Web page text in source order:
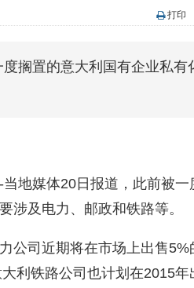
央行公开市场净投放300亿元 短
恒生聚源：北斗收官之星发射成
打印
搁置的意大利国有企业私有
地媒体20日报道，此前被一
涉及电力、邮政和铁路等。
公司近期将在市场上出售5%
利铁路公司也计划在2015年